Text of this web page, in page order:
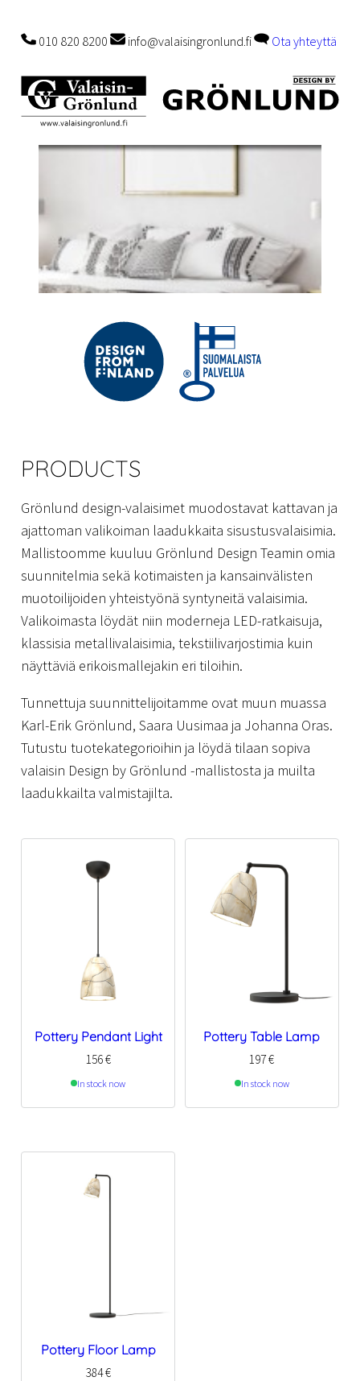
010 820 8200 info@valaisingronlund.fi Ota yhteyttä
PRODUCTS
Grönlund design-valaisimet muodostavat kattavan ja
ajattoman valikoiman laadukkaita sisustusvalaisimia.
Mallistoomme kuuluu Grönlund Design Teamin omia
suunnitelmia sekä kotimaisten ja kansainvälisten
muotoilijoiden yhteistyönä syntyneitä valaisimia.
Valikoimasta löydät niin moderneja LED-ratkaisuja,
klassisia metallivalaisimia, tekstiilivarjostimia kuin
näyttäviä erikoismallejakin eri tiloihin.
Tunnettuja suunnittelijoitamme ovat muun muassa
Karl-Erik Grönlund, Saara Uusimaa ja Johanna Oras.
Tutustu tuotekategorioihin ja löydä tilaan sopiva
valaisin Design by Grönlund -mallistosta ja muilta
laadukkailta valmistajilta.
Pottery Pendant Light
156€
In stock now
Pottery Table Lamp
197€
In stock now
Pottery Floor Lamp
384€